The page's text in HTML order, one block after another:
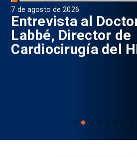
7 de agosto de 2026
Entrevista al
Labbé, Director de
Cardiocirugía del